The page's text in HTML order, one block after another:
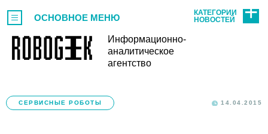
Информационно-
аналитическое
агентство
ОСНОВНОЕ МЕНЮ
КАТЕГОРИИ
НОВОСТЕЙ
СЕРВИСНЫЕ РОБОТЫ 14.04.2015